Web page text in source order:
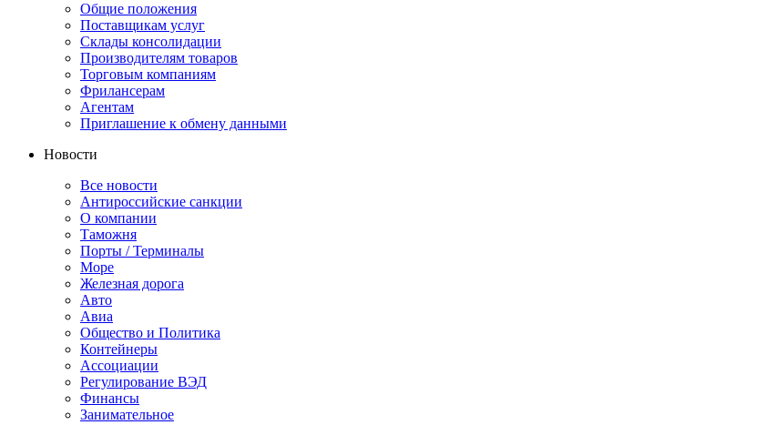
Общие положения
Поставщикам услуг
Склады консолидации
Производителям товаров
Торговым компаниям
Фрилансерам
Агентам
Приглашение к обмену данными
Новости
Все новости
Антироссийские санкции
О компании
Таможня
Порты / Терминалы
Море
Железная дорога
Авто
Авиа
Общество и Политика
Контейнеры
Ассоциации
Регулирование ВЭД
Финансы
Занимательное